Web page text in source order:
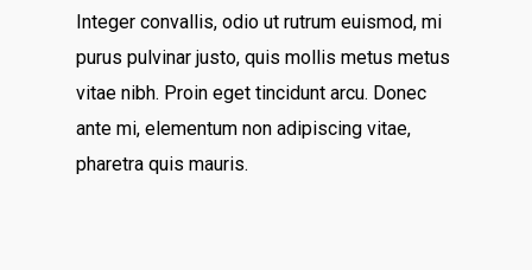
Integer convallis, odio ut rutrum euismod, mi
purus pulvinar justo, quis mollis metus metus
vitae nibh. Proin eget tincidunt arcu. Donec
ante mi, elementum non adipiscing vitae,
pharetra quis mauris.